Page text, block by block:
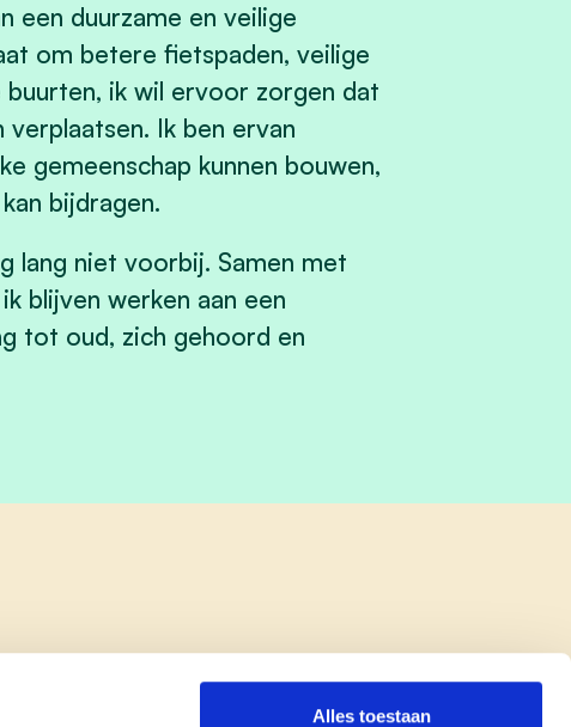
Alles toestaan
een duurzame en veilige
om betere fietspaden, veilige
ik wil ervoor zorgen dat
Ik ben ervan
gemeenschap kunnen bouwen,
bijdragen.
lang niet voorbij. Samen met
blijven werken aan een
tot oud, zich gehoord en